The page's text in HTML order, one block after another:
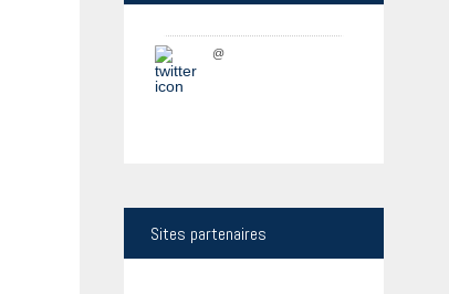
@
Sites partenaires